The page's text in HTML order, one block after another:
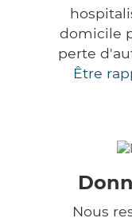
domicile
perte
Être
Nous